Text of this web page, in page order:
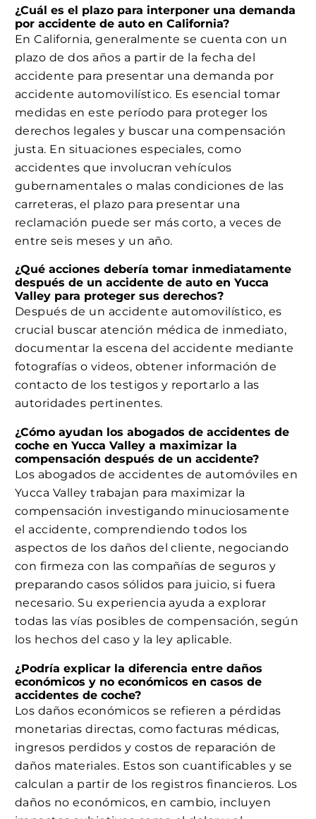
¿Cuál es el plazo para interponer una demanda
por accidente de auto en California?
En California, generalmente se cuenta con un
plazo de dos años a partir de la fecha del
accidente para presentar una demanda por
accidente automovilístico. Es esencial tomar
medidas en este período para proteger los
derechos legales y buscar una compensación
justa. En situaciones especiales, como
accidentes que involucran vehículos
gubernamentales o malas condiciones de las
carreteras, el plazo para presentar una
reclamación puede ser más corto, a veces de
entre seis meses y un año.
¿Qué acciones debería tomar inmediatamente
después de un accidente de auto en Yucca
Valley para proteger sus derechos?
Después de un accidente automovilístico, es
crucial buscar atención médica de inmediato,
documentar la escena del accidente mediante
fotografías o videos, obtener información de
contacto de los testigos y reportarlo a las
autoridades pertinentes.
¿Cómo ayudan los abogados de accidentes de
coche en Yucca Valley a maximizar la
compensación después de un accidente?
Los abogados de accidentes de automóviles en
Yucca Valley trabajan para maximizar la
compensación investigando minuciosamente
el accidente, comprendiendo todos los
aspectos de los daños del cliente, negociando
con firmeza con las compañías de seguros y
preparando casos sólidos para juicio, si fuera
necesario. Su experiencia ayuda a explorar
todas las vías posibles de compensación, según
los hechos del caso y la ley aplicable.
¿Podría explicar la diferencia entre daños
económicos y no económicos en casos de
accidentes de coche?
Los daños económicos se refieren a pérdidas
monetarias directas, como facturas médicas,
ingresos perdidos y costos de reparación de
daños materiales. Estos son cuantificables y se
calculan a partir de los registros financieros. Los
daños no económicos, en cambio, incluyen